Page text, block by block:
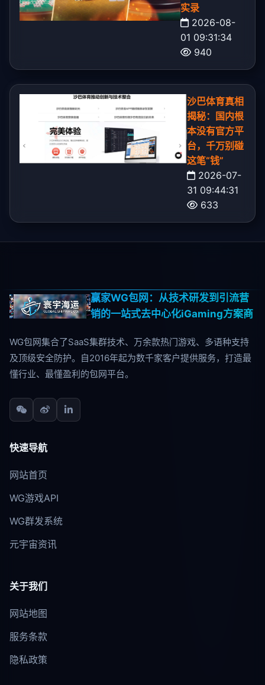
实录
2026-08-
01 09:31:34
940
沙巴体育真相
揭秘：国内根
本没有官方平
台，千万别碰
这笔“钱”
2026-07-
31 09:44:31
633
赢家WG包网：从技术研发到引流营
销的一站式去中心化iGaming方案商
WG包网集合了SaaS集群技术、万余款热门游戏、多语种支持
及顶级安全防护。自2016年起为数千家客户提供服务，打造最
懂行业、最懂盈利的包网平台。
快速导航
网站首页
WG游戏API
WG群发系统
元宇宙资讯
关于我们
网站地图
服务条款
隐私政策